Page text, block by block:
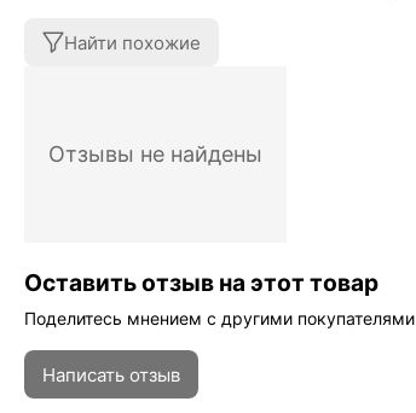
Найти похожие
Отзывы не найдены
Оставить отзыв на этот товар
Поделитесь мнением с другими покупателями
Написать отзыв